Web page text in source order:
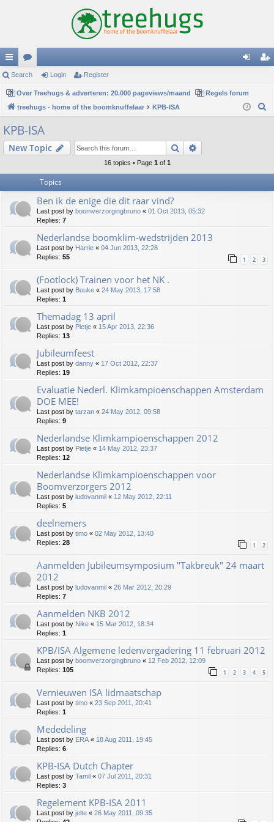
ui
ck
lin
ks
or
u
m
s
in
er
Search Login Register
Over Treehugs & adverteren: 20.000 pageviews/maand
Regels forum
treehugs - home of the boomknuffelaar
KPB-ISA
h
KPB-ISA
New Topic Search
16 topics • Page 1 of 1
Topics
Ben ik de enige die dit raar vind?
Last post by boomverzorgingbruno « 01 Oct 2013, 05:32
Replies: 7
Nederlandse boomklim-wedstrijden 2013
Last post by Harrie « 04 Jun 2013, 22:28
Replies: 55 1 2 3
(Footlock) Trainen voor het NK .
Last post by Bouke « 24 May 2013, 17:58
Replies: 1
Themadag 13 april
Last post by Pietje « 15 Apr 2013, 22:36
Replies: 13
Jubileumfeest
Last post by danny « 17 Oct 2012, 22:37
Replies: 19
Evaluatie Nederl. Klimkampioenschappen Amsterdam
DOE MEE!
Last post by tarzan « 24 May 2012, 09:58
Replies: 9
Nederlandse Klimkampioenschappen 2012
Last post by Pietje « 14 May 2012, 23:37
Replies: 12
Nederlandse Klimkampioenschappen voor
Boomverzorgers 2012
Last post by ludovanmil « 12 May 2012, 22:11
Replies: 5
deelnemers
Last post by timo « 02 May 2012, 13:40
Replies: 28 1 2
Aanmelden Jubileumsymposium "Takbreuk" 24 maart
2012
Last post by ludovanmil « 26 Mar 2012, 20:29
Replies: 7
Aanmelden NKB 2012
Last post by Nike « 15 Mar 2012, 18:34
Replies: 1
KPB/ISA Algemene ledenvergadering 11 februari 2012
Last post by boomverzorgingbruno « 12 Feb 2012, 12:09
Replies: 105 1 2 3 4 5
Vernieuwen ISA lidmaatschap
Last post by timo « 23 Sep 2011, 20:41
Replies: 1
Mededeling
Last post by ERA « 18 Aug 2011, 19:45
Replies: 6
KPB-ISA Dutch Chapter
Last post by Tamil « 07 Jul 2011, 20:31
Replies: 3
Regelement KPB-ISA 2011
Last post by jelte « 26 May 2011, 09:35